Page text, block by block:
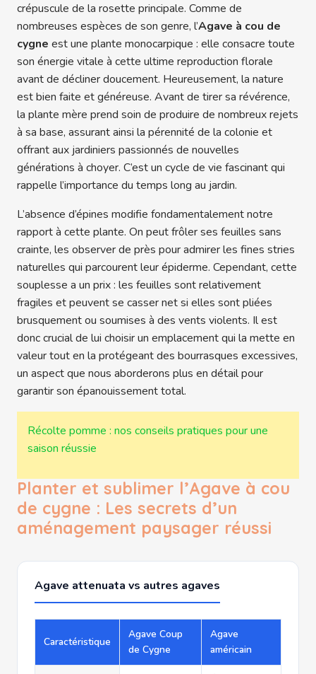
crépuscule de la rosette principale. Comme de
nombreuses espèces de son genre, l’Agave à cou de
cygne est une plante monocarpique : elle consacre toute
son énergie vitale à cette ultime reproduction florale
avant de décliner doucement. Heureusement, la nature
est bien faite et généreuse. Avant de tirer sa révérence,
la plante mère prend soin de produire de nombreux rejets
à sa base, assurant ainsi la pérennité de la colonie et
offrant aux jardiniers passionnés de nouvelles
générations à choyer. C’est un cycle de vie fascinant qui
rappelle l’importance du temps long au jardin.
L’absence d’épines modifie fondamentalement notre
rapport à cette plante. On peut frôler ses feuilles sans
crainte, les observer de près pour admirer les fines stries
naturelles qui parcourent leur épiderme. Cependant, cette
souplesse a un prix : les feuilles sont relativement
fragiles et peuvent se casser net si elles sont pliées
brusquement ou soumises à des vents violents. Il est
donc crucial de lui choisir un emplacement qui la mette en
valeur tout en la protégeant des bourrasques excessives,
un aspect que nous aborderons plus en détail pour
garantir son épanouissement total.
Récolte pomme : nos conseils pratiques pour une
saison réussie
Planter et sublimer l’Agave à cou
de cygne : Les secrets d’un
aménagement paysager réussi
Agave attenuata vs autres agaves
Caractéristique
Agave Coup
de Cygne
Agave
américain